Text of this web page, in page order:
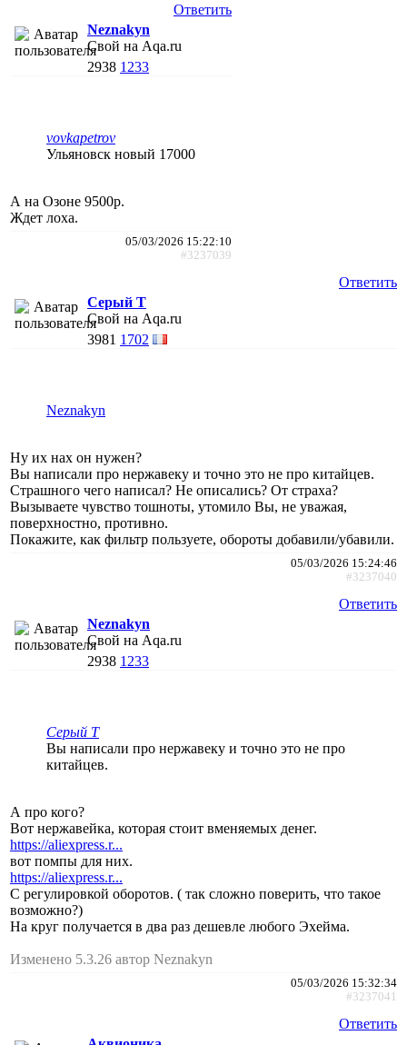
Ответить
Neznakyn
Свой на Aqa.ru
2938 1233
vovkapetrov
Ульяновск новый 17000
А на Озоне 9500р.
Ждет лоха.
05/03/2026 15:22:10
#3237039
Ответить
Серый Т
Свой на Aqa.ru
3981 1702
Neznakyn
Ну их нах он нужен?
Вы написали про нержавеку и точно это не про китайцев.
Страшного чего написал? Не описались? От страха?
Вызываете чувство тошноты, утомило Вы, не уважая,
поверхностно, противно.
Покажите, как фильтр пользуете, обороты добавили/убавили.
05/03/2026 15:24:46
#3237040
Ответить
Neznakyn
Свой на Aqa.ru
2938 1233
Серый Т
Вы написали про нержавеку и точно это не про
китайцев.
А про кого?
Вот нержавейка, которая стоит вменяемых денег.
https://aliexpress.r...
вот помпы для них.
https://aliexpress.r...
С регулировкой оборотов. ( так сложно поверить, что такое
возможно?)
На круг получается в два раз дешевле любого Эхейма.
Изменено 5.3.26 автор Neznakyn
05/03/2026 15:32:34
#3237041
Ответить